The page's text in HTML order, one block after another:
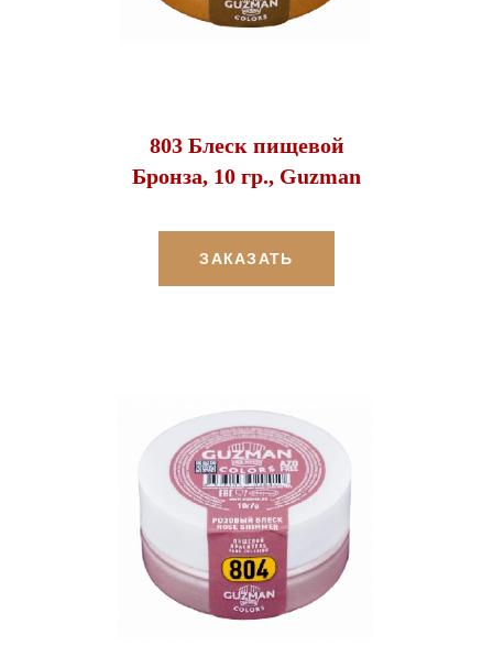
803 Блеск пищевой
Бронза, 10 гр., Guzman
ЗАКАЗАТЬ